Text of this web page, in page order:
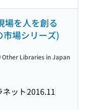
場を人を創る
場シリーズ)
ネット2016.11
Other Libraries in Japan